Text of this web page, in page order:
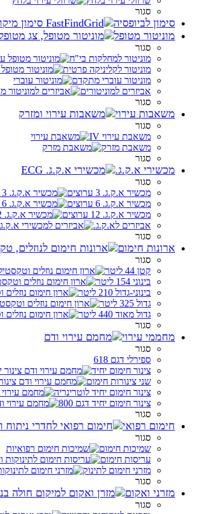
סגור
סימון לביופסיה
מוניטור מטופל
סגור
מוניטור למחלקות בי"ח
מוניטור לקליניקה פרטית
מוניטור עוברי מתקדם
אביזרים למוניטורים
סגור
משאבות עירוי
סגור
משאבת עירוי IV
משאבת מזרק
סגור
מכשירי א.ק.ג.
סגור
מכשיר א.ק.ג. 3 ערוצים
מכשיר א.ק.ג. 6 ערוצים
מכשיר א.ק.ג. 12 ערוצים
אביזרים לא.ק.ג.
סגור
ארונות חימום
סגור
קטן 44 ליטר
בינוני 154 ליטר
בינוני-גדול 210 ליטר
גדול 325 ליטר
גדול מאוד 440 ליטר
סגור
מחממי עירוי
סגור
ספירלי דגם 618
צינור חימום יחיד
שני צינורות חימום
צינור חימום יחיד לוטרינריה
צינור חימום יחיד דגם 800
סגור
חימום רפואי
סגור
שמיכות חימום
עריסות חימום
מזרני חימום לתינוק
סגור
מזרני ואקום
סגור